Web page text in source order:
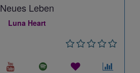
Neues Leben
Luna Heart